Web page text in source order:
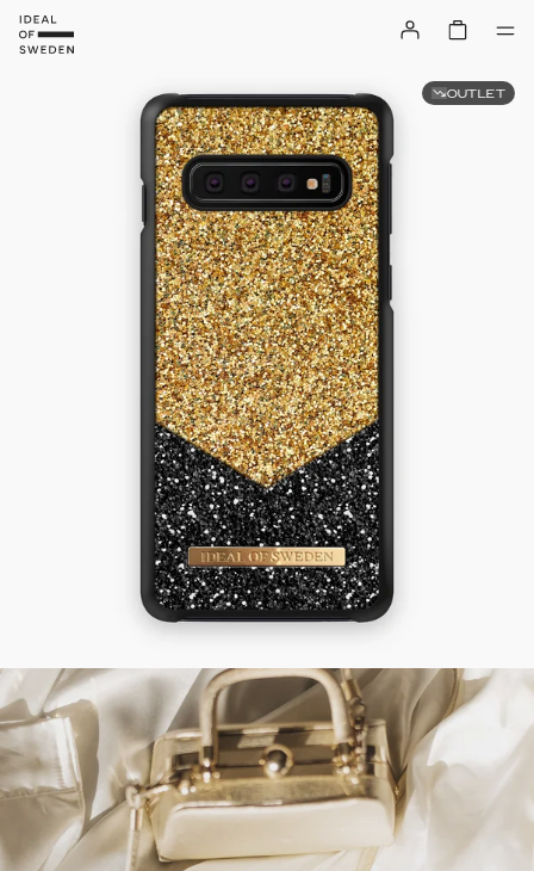
OUTLET